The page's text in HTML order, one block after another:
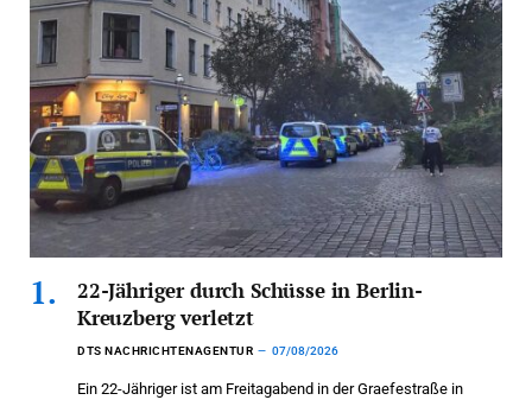
22-Jähriger durch Schüsse in Berlin-
Kreuzberg verletzt
DTS NACHRICHTENAGENTUR 07/08/2026
Ein 22-Jähriger ist am Freitagabend in der Graefestraße in